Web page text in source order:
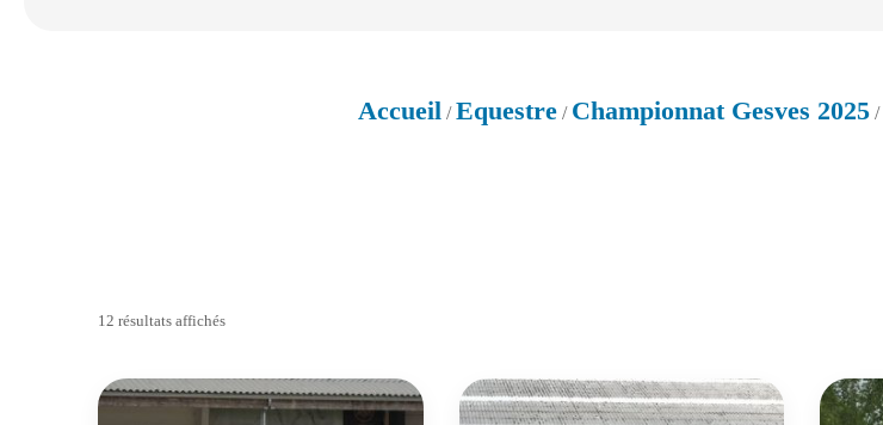
Accueil /Equestre / Championnat Gesves 2025 /
12 résultats affichés